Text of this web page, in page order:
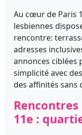
Au cœur de Paris
lesbiennes
rencontre:
adresses
annonces ciblées
simplicité avec
des affinités sans
11e :